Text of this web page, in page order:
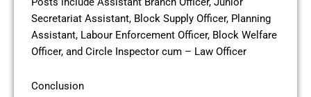
Secretariat Assistant, Block Supply Officer, Planning
Assistant, Labour Enforcement Officer, Block Welfare
Officer, and Circle Inspector cum – Law Officer
Conclusion